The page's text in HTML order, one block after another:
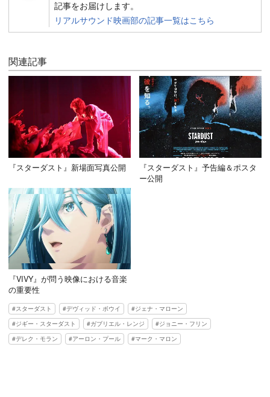
記事をお届けします。
リアルサウンド映画部の記事一覧はこちら
関連記事
『スターダスト』新場面写真公開
『スターダスト』予告編＆ポスタ
ー公開
『VIVY』が問う映像における音楽
の重要性
スターダスト デヴィッド・ボウイ
ジェナ・マローン
ジギー・スターダスト
ガブリエル・レンジ
ジョニー・フリン
デレク・モラン
アーロン・プール マーク・マロン